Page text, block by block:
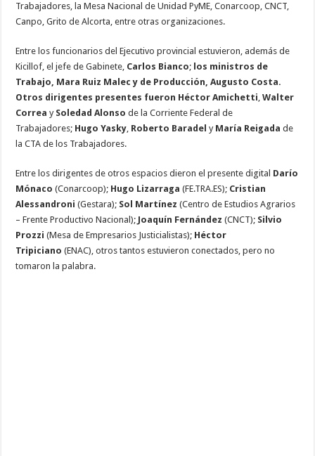
Trabajadores, la Mesa Nacional de Unidad PyME, Conarcoop, CNCT,
Canpo, Grito de Alcorta, entre otras organizaciones.
Entre los funcionarios del Ejecutivo provincial estuvieron, además de
Kicillof, el jefe de Gabinete, Carlos Bianco; los ministros de
Trabajo, Mara Ruiz Malec y de Producción, Augusto Costa.
Otros dirigentes presentes fueron Héctor Amichetti, Walter
CorreaySoledad Alonso de la Corriente Federal de
Trabajadores; Hugo Yasky, Roberto Baradel y María Reigada de
la CTA de los Trabajadores.
Entre los dirigentes de otros espacios dieron el presente digital Darío
Mónaco (Conarcoop); Hugo Lizarraga (FE.TRA.ES); Cristian
Alessandroni (Gestara); Sol Martínez (Centro de Estudios Agrarios
– Frente Productivo Nacional); Joaquín Fernández (CNCT); Silvio
Prozzi (Mesa de Empresarios Justicialistas); Héctor
Tripiciano (ENAC), otros tantos estuvieron conectados, pero no
tomaron la palabra.